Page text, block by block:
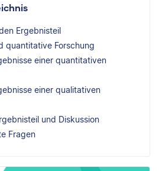
Ergebnisteil
quantitative Forschung
einer quantitativen
einer qualitativen
und Diskussion
Fragen